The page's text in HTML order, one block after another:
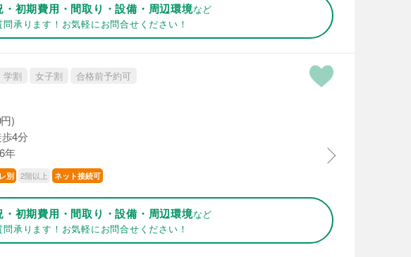
・初期費用・間取り・設備・周辺環境など
問承ります！お気軽にお問合せください！
学割 女子割 合格前予約可
)
4分
年
別 2階以上 ネット接続可
・初期費用・間取り・設備・周辺環境など
問承ります！お気軽にお問合せください！